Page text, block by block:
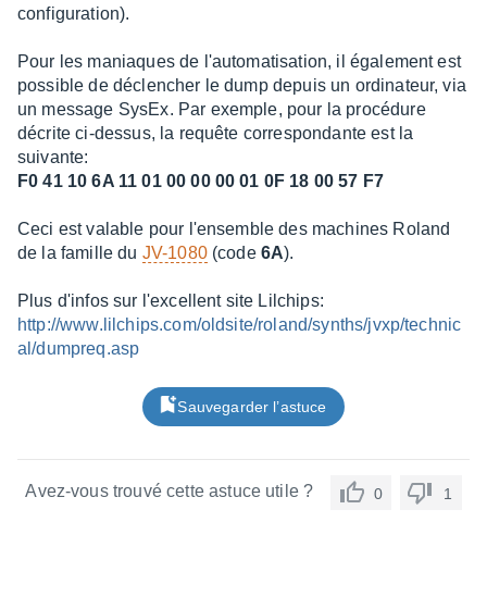
configuration).
Pour les maniaques de l'automatisation, il également est
possible de déclencher le dump depuis un ordinateur, via
un message SysEx. Par exemple, pour la procédure
décrite ci-dessus, la requête correspondante est la
suivante:
F0 41 10 6A 11 01 00 00 00 01 0F 18 00 57 F7
Ceci est valable pour l'ensemble des machines Roland
de la famille du JV-1080(code 6A).
Plus d'infos sur l'excellent site Lilchips:
http://www.lilchips.com/oldsite/roland/synths/jvxp/technic
al/dumpreq.asp
Sauvegarder l’astuce
Avez-vous trouvé cette astuce utile ? 0 1